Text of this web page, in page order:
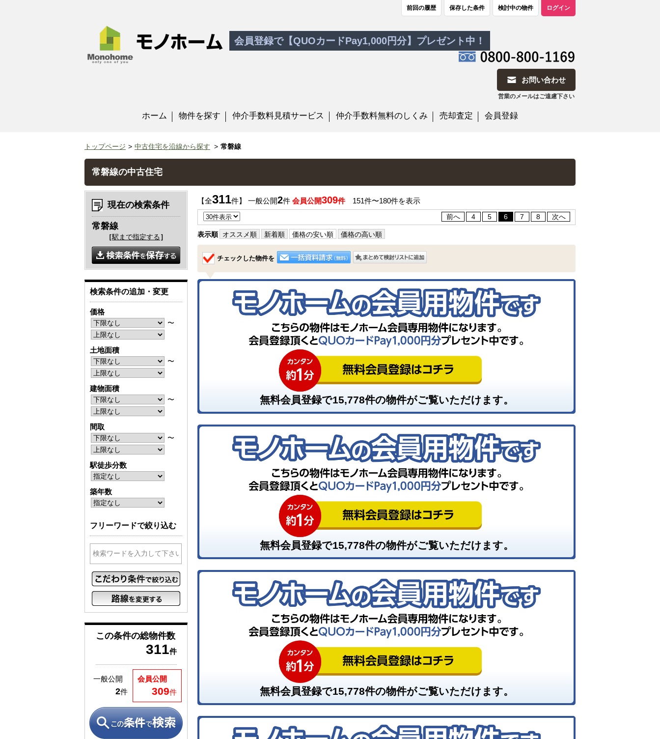
前回の履歴 保存した条件 検討中の物件 ログイン
会員登録で【QUOカードPay1,000円分】プレゼント中！
お問い合わせ
営業のメールはご遠慮下さい
ホーム 物件を探す 仲介手数料見積サービス 仲介手数料無料のしくみ 売却査定 会員登録
トップページ 中古住宅を沿線から探す 常磐線
常磐線の中古住宅
【全311件】 一般公開2件 会員公開309件151件〜180件を表示
前へ 4 5 6 7 8 次へ
表示順 オススメ順 新着順 価格の安い順 価格の高い順
チェックした物件を
無料会員登録で15,778件の物件がご覧いただけます。
無料会員登録で15,778件の物件がご覧いただけます。
無料会員登録で15,778件の物件がご覧いただけます。
現在の検索条件
常磐線
［駅まで指定する ］
検索条件の追加・変更
価格
〜
土地面積
〜
建物面積
〜
間取
〜
駅徒歩分数
築年数
フリーワードで絞り込む
この条件の総物件数
311件
会員公開
309件
一般公開
2件